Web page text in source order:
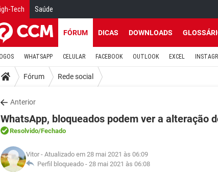
Tech Saúde
FÓRUM DICAS DOWNLOADS
WHATSAPP CELULAR FACEBOOK OUTLOOK EXCEL
Fórum Rede social
Anterior
WhatsApp, bloqueados podem ver a alteração
Resolvido/Fechado
Vitor - Atualizado em 28 mai 2021 às 06:09
Perfil bloqueado - 28 mai 2021 às 06:08